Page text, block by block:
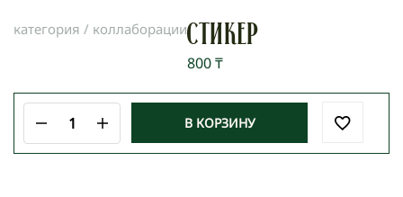
категория / коллаборацииСтикер
800₸
Количество
товара
Стикер
В КОРЗИНУ